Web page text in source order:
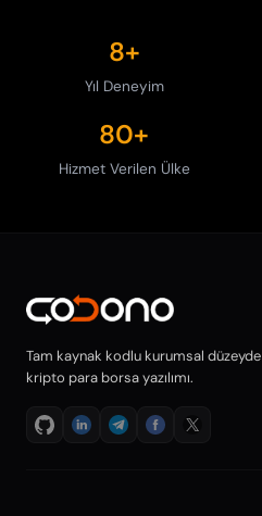
8+
Yıl Deneyim
80+
Hizmet Verilen Ülke
Tam kaynak kodlu kurumsal düzeyde
kripto para borsa yazılımı.